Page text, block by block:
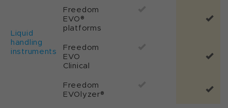
Liquid
handling
instruments
Freedom
EVO®
platforms
Freedom
EVO
Clinical
Freedom
EVOlyzer®